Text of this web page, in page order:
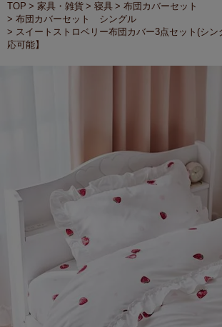
TOP 家具・雑貨 寝具
布団カバーセット
布団カバーセット シングル
スイートストロベリー布団カバー3点セット(シ
応可能】